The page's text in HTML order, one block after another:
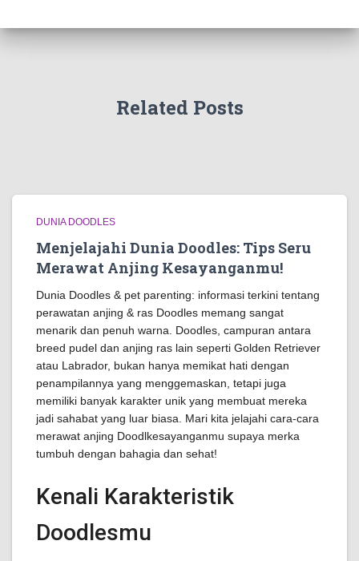
Related Posts
DUNIA DOODLES
Menjelajahi Dunia Doodles: Tips Seru
Merawat Anjing Kesayanganmu!
Dunia Doodles & pet parenting: informasi terkini tentang
perawatan anjing & ras Doodles memang sangat
menarik dan penuh warna. Doodles, campuran antara
breed pudel dan anjing ras lain seperti Golden Retriever
atau Labrador, bukan hanya memikat hati dengan
penampilannya yang menggemaskan, tetapi juga
memiliki banyak karakter unik yang membuat mereka
jadi sahabat yang luar biasa. Mari kita jelajahi cara-cara
merawat anjing Doodlkesayanganmu supaya merka
tumbuh dengan bahagia dan sehat!
Kenali Karakteristik
Doodlesmu